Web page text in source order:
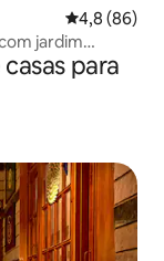
4,8 de uma
4,8 (86)
jardim
para